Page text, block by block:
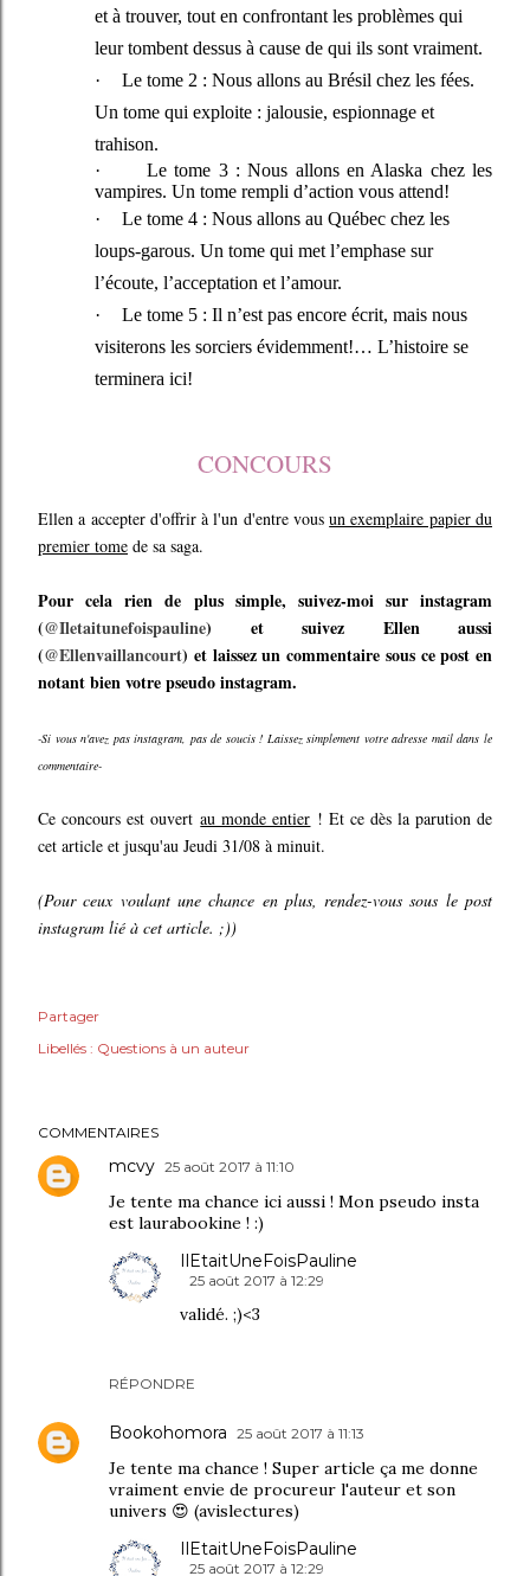
et à trouver, tout en confrontant les problèmes qui
leur tombent dessus à cause de qui ils sont vraiment.
·
Le tome 2 : Nous allons au Brésil chez les fées.
Un tome qui exploite : jalousie, espionnage et
trahison.
·
Le tome 3 : Nous allons en Alaska chez les
vampires. Un tome rempli d’action vous attend!
·
Le tome 4 : Nous allons au Québec chez les
loups-garous. Un tome qui met l’emphase sur
l’écoute, l’acceptation et l’amour.
·
Le tome 5 : Il n’est pas encore écrit, mais nous
visiterons les sorciers évidemment!… L’histoire se
terminera ici!
CONCOURS
Ellen a accepter d'offrir à l'un d'entre vousun exemplaire papier du
premier tome de sa saga.
Pour cela rien de plus simple, suivez-moi sur instagram
(@Iletaitunefoispauline) et suivez Ellen aussi
(@Ellenvaillancourt) et laissez un commentaire sous ce post en
notant bien votre pseudo instagram.
-Si vous n'avez pas instagram, pas de soucis ! Laissez simplement votre adresse mail dans le
commentaire-
Ce concours est ouvertau monde entier ! Et ce dès la parution de
cet article et jusqu'au Jeudi 31/08 à minuit.
(Pour ceux voulant une chance en plus, rendez-vous sous le post
instagram lié à cet article. ;))
Partager
Libellés : Questions à un auteur
COMMENTAIRES
mcvy 25 août 2017 à 11:10
Je tente ma chance ici aussi ! Mon pseudo insta
est laurabookine ! :)
RÉPONDRE
IlEtaitUneFoisPauline
25 août 2017 à 12:29
validé. ;)<3
Bookohomora 25 août 2017 à 11:13
Je tente ma chance ! Super article ça me donne
vraiment envie de procureur l'auteur et son
univers 😍 (avislectures)
IlEtaitUneFoisPauline
25 août 2017 à 12:29